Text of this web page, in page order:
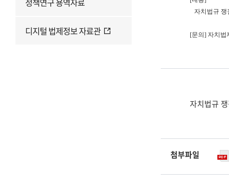
디지털 법제정보 자료관
자치법규 쟁
[문의] 자치법
자치법규
첨부파일